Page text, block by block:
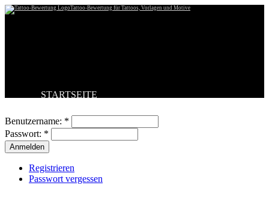
Tattoo-Bewertung für Tattoos, Vorlagen und Motive
STARTSEITE
BESTE TATTOOS
NEUESTE TATTOOS
KOMMENTARE
FORUM
Benutzername: *
Passwort: *
Registrieren
Passwort vergessen